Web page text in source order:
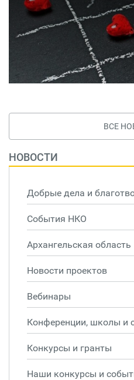
ВСЕ
НОВОСТИ
Добрые дела и
События НКО
Архангельская область
Новости проектов
Вебинары
Конференции, школы и
Конкурсы и гранты
Наши конкурсы и